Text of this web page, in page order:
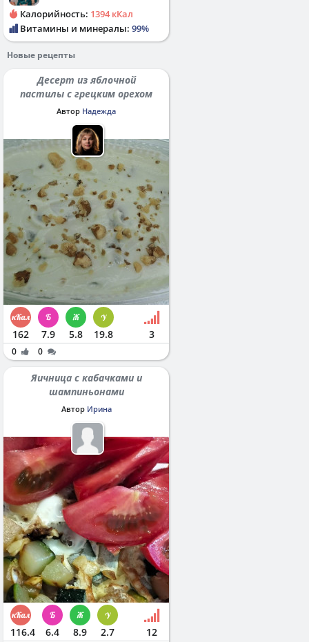
Калорийность: 1394 кКал
Витамины и минералы: 99%
Новые рецепты
Десерт из яблочной
пастилы с грецким орехом
Автор Надежда
162 7.9 5.8 19.8 3
0 0
Яичница с кабачками и
шампиньонами
Автор Ирина
116.4 6.4 8.9 2.7 12